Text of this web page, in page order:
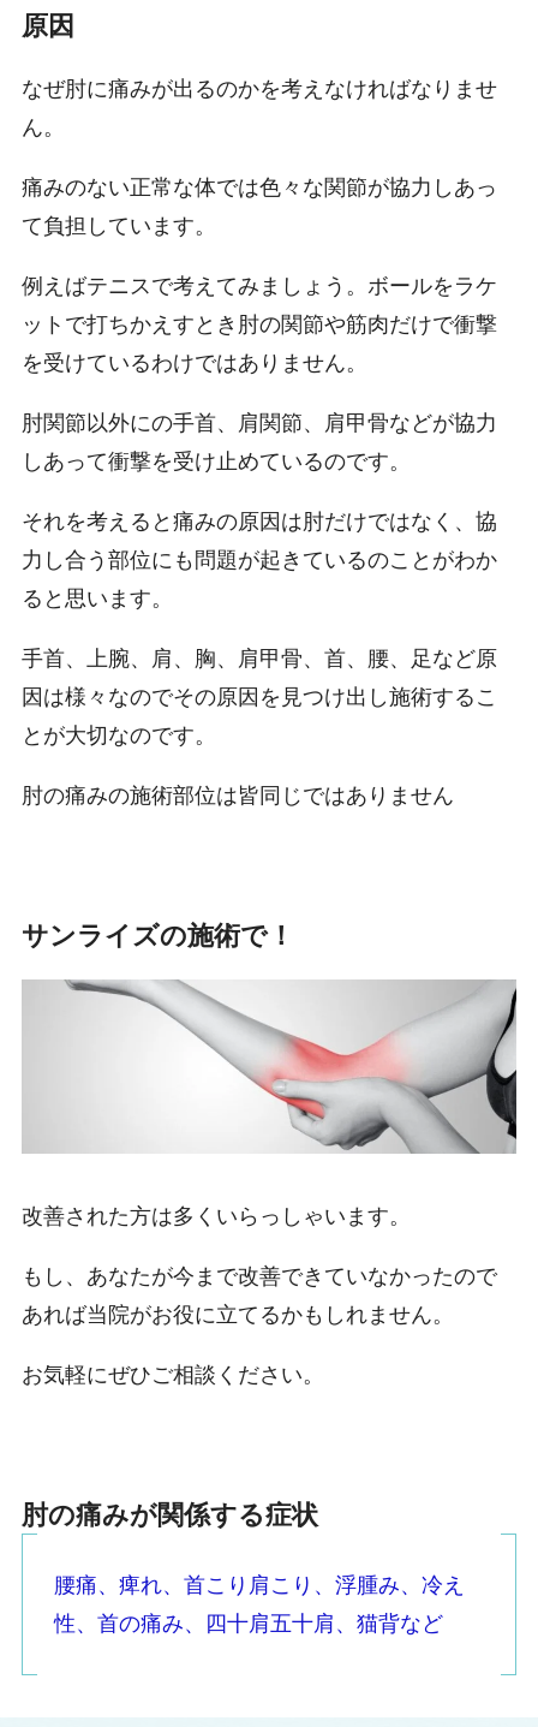
原因
なぜ肘に痛みが出るのかを考えなければなりませ
ん。
痛みのない正常な体では色々な関節が協力しあっ
て負担しています。
例えばテニスで考えてみましょう。ボールをラケ
ットで打ちかえすとき肘の関節や筋肉だけで衝撃
を受けているわけではありません。
肘関節以外にの手首、肩関節、肩甲骨などが協力
しあって衝撃を受け止めているのです。
それを考えると痛みの原因は肘だけではなく、協
力し合う部位にも問題が起きているのことがわか
ると思います。
手首、上腕、肩、胸、肩甲骨、首、腰、足など原
因は様々なのでその原因を見つけ出し施術するこ
とが大切なのです。
肘の痛みの施術部位は皆同じではありません
サンライズの施術で！
改善された方は多くいらっしゃいます。
もし、あなたが今まで改善できていなかったので
あれば当院がお役に立てるかもしれません。
お気軽にぜひご相談ください。
肘の痛みが関係する症状
腰痛、 痺れ、 首こり肩こり、 浮腫み、 冷え
性、 首の痛み、 四十肩五十肩、 猫背など